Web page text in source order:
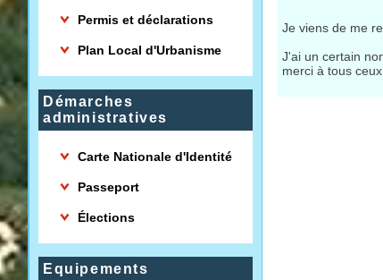
Permis et déclarations
Plan Local d'Urbanisme
Démarches
administratives
Carte Nationale d'Identité
Passeport
Élections
Equipements
Je viens de me
J'ai un certain
merci à tous